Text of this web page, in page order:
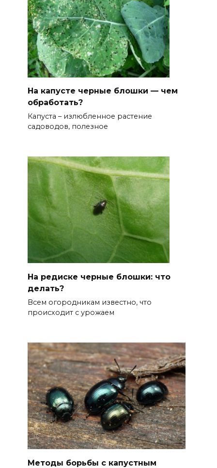
На капусте черные блошки — чем
обработать?
Капуста – излюбленное растение
садоводов, полезное
На редиске черные блошки: что
делать?
Всем огородникам известно, что
происходит с урожаем
Методы борьбы с капустным